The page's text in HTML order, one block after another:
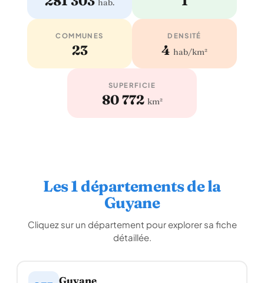
hab.
COMMUNES
23
DENSITÉ
4 hab/km²
SUPERFICIE
80 772 km²
Les 1 départements de la
Guyane
Cliquez sur un département pour explorer sa fiche
détaillée.
Guyane